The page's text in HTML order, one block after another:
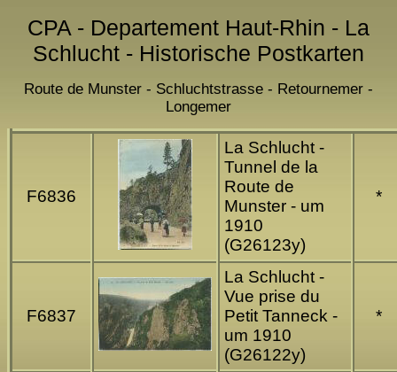
CPA - Departement Haut-Rhin - La
Schlucht - Historische Postkarten
Route de Munster - Schluchtstrasse - Retournemer -
Longemer
F6836
La Schlucht -
Tunnel de la
Route de
Munster - um
1910
(G26123y)
*
F6837
La Schlucht -
Vue prise du
Petit Tanneck -
um 1910
(G26122y)
*